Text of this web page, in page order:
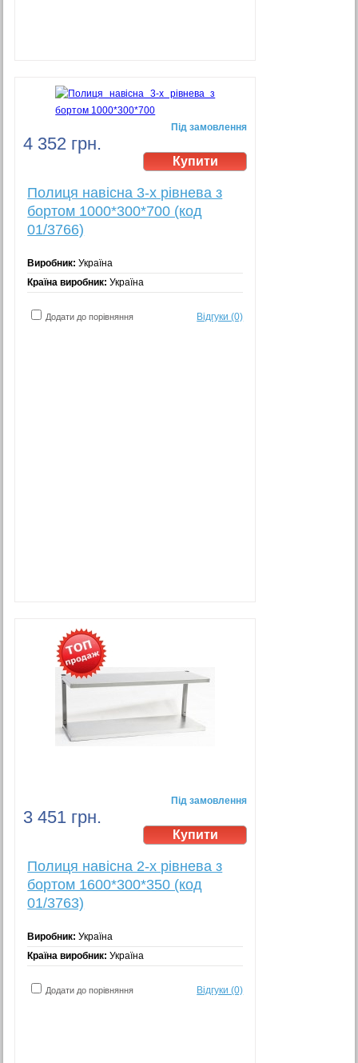
4 352 грн.
Під замовлення
Полиця навісна 3-х рівнева з
бортом 1000*300*700 (код
01/3766)
Виробник: Україна
Країна виробник: Україна
Додати до порівняння Відгуки (0)
3 451 грн.
Під замовлення
Полиця навісна 2-х рівнева з
бортом 1600*300*350 (код
01/3763)
Виробник: Україна
Країна виробник: Україна
Додати до порівняння Відгуки (0)